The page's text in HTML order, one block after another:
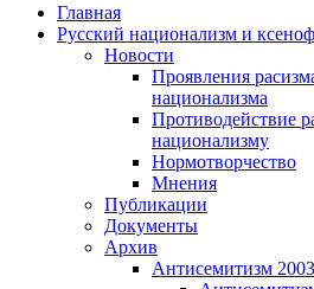
Главная
Русский национализм и
Новости
Проявления
национализма
Противодействие
национализму
Нормотворчество
Мнения
Публикации
Документы
Архив
Антисемитизм